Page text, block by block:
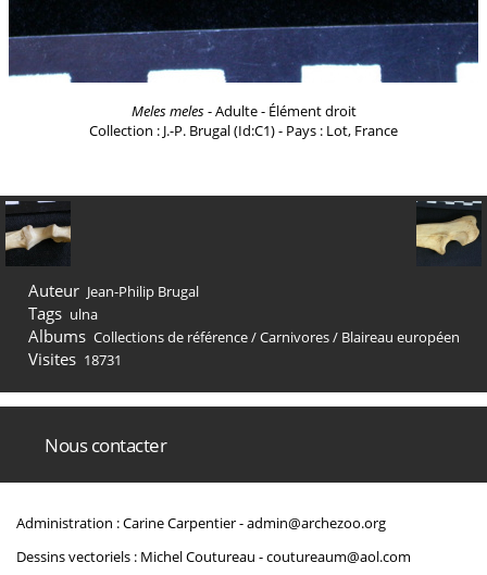
Meles meles- Adulte - Élément droit
Collection : J.-P. Brugal (Id:C1) - Pays : Lot, France
Auteur Jean-Philip Brugal
Tags ulna
Albums Collections de référence/Carnivores/ Blaireau européen
Visites 18731
Nous contacter
Administration : Carine Carpentier -admin@archezoo.org
Dessins vectoriels : Michel Coutureau -coutureaum@aol.com